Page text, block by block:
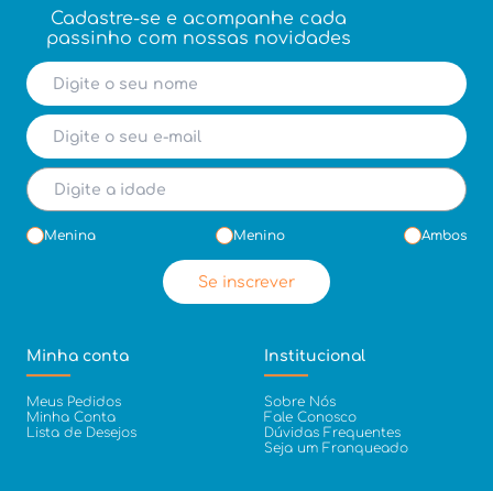
Cadastre-se e acompanhe cada
passinho com nossas novidades
Menina Menino Ambos
Se inscrever
Minha conta
Meus Pedidos
Minha Conta
Lista de Desejos
Institucional
Sobre Nós
Fale Conosco
Dúvidas Frequentes
Seja um Franqueado